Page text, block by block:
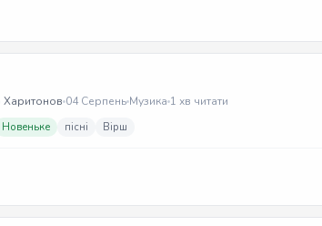
Харитонов 04 Серпень Музика 1 хв читати
Новеньке пісні Вірш